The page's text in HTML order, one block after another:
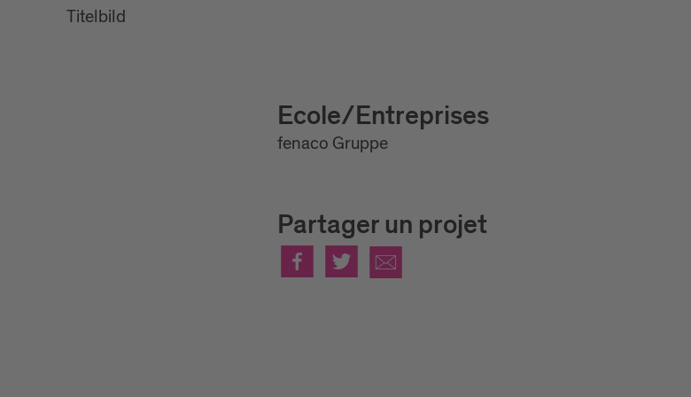
Bild
Titelbild
Ecole/Entreprises
fenaco Gruppe
Partager un projet